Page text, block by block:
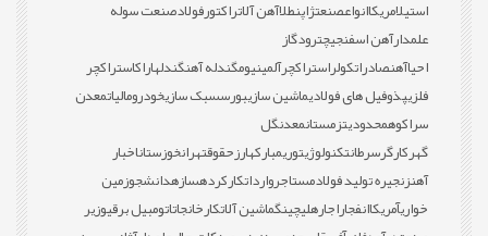
استیلامریکاانواعصنعتژاپنطلاآهن آلاتراکتورفولادصنعت سوله
علمدارآهن اسفنجیچترودگاز
احیاآهنصادراتکولراستراکچرآلمینیومگندله آهنگندلهاراکاستراکچر
فلزیپذوفیل های فولادیماشین سازیبورسسبک سازیخودرومالیاتمعدن
سراکوهمحدودیتزمستانمعدنگل
گهرکارگرسرطانتکنولوژیتوریمبارکهارزحقوقتهرانخوزستاناخبار
آهنزنجیره تولید فولادمستاجروارداتکارکردهسازهدانشجوزمین
خواریآمریکاانفجاراجارهلیچینگماشین آلاتکارخانجاتاتومبیل برقیوزیر